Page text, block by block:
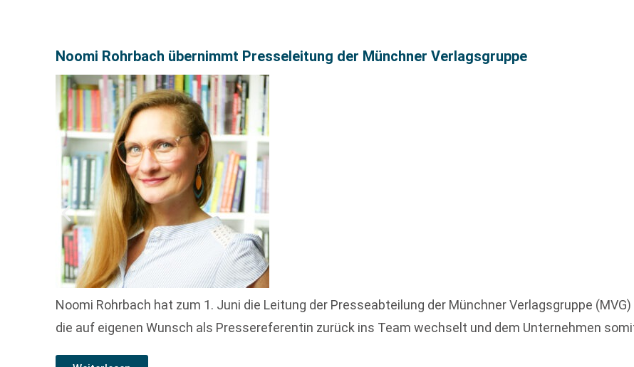
Noomi Rohrbach übernimmt Presseleitung der Münchner Verlagsgruppe
Noomi Rohrbach hat zum 1. Juni die Leitung der Presseabteilung der Münchner Verlagsgruppe
die auf eigenen Wunsch als Pressereferentin zurück ins Team wechselt und dem Unternehmen